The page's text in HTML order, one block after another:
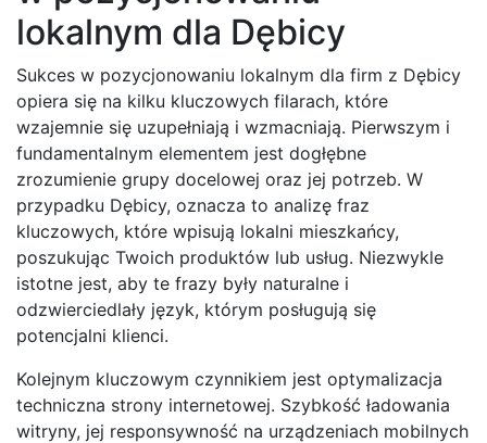
lokalnym dla Dębicy
Sukces w pozycjonowaniu lokalnym dla firm z Dębicy
opiera się na kilku kluczowych filarach, które
wzajemnie się uzupełniają i wzmacniają. Pierwszym i
fundamentalnym elementem jest dogłębne
zrozumienie grupy docelowej oraz jej potrzeb. W
przypadku Dębicy, oznacza to analizę fraz
kluczowych, które wpisują lokalni mieszkańcy,
poszukując Twoich produktów lub usług. Niezwykle
istotne jest, aby te frazy były naturalne i
odzwierciedlały język, którym posługują się
potencjalni klienci.
Kolejnym kluczowym czynnikiem jest optymalizacja
techniczna strony internetowej. Szybkość ładowania
witryny, jej responsywność na urządzeniach mobilnych